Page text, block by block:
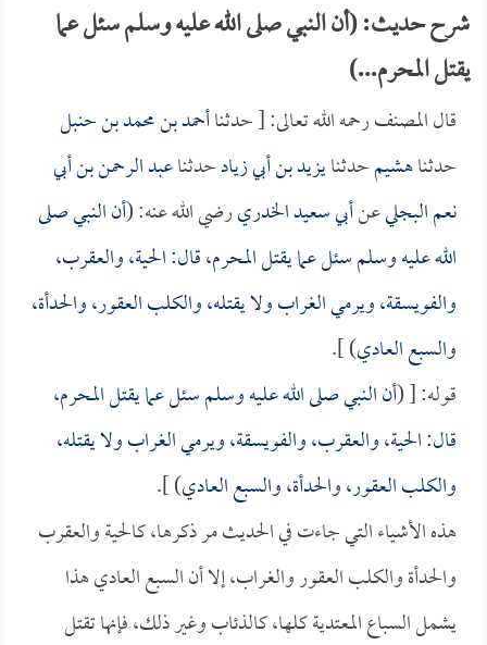
شرح حديث: (أن النبي صلى الله عليه وسلم سئل عما
يقتل المحرم...)
قال المصنف رحمه الله تعالى: [ حدثناأحمد بن محمد بن حنبل
حدثناهشيمحدثنايزيد بن أبي زيادحدثناعبد الرحمن بن أبي
نعم البجليعنأبي سعيد الخدريرضي الله عنه: (أن النبي صلى
الله عليه وسلم سئل عما يقتل المحرم، قال: الحية، والعقرب،
والفويسقة، ويرمي الغراب ولا يقتله، والكلب العقور، والحدأة،
والسبع العادي) ].
قوله: [ (أن النبي صلى الله عليه وسلم سئل عما يقتل المحرم،
قال: الحية، والعقرب، والفويسقة، ويرمي الغراب ولا يقتله،
والكلب العقور، والحدأة، والسبع العادي) ].
هذه الأشياء التي جاءت في الحديث مر ذكرها، كالحية والعقرب
والحدأة والكلب العقور والغراب، إلا أن السبع العادي هذا
يشمل السباع المعتدية كلها، كالذئاب وغير ذلك، فإنها تقتل